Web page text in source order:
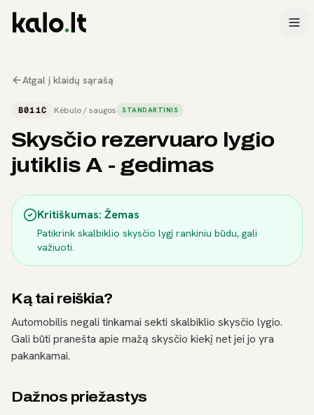
Atgal į klaidų sąrašą
B011C Kėbulo / saugos STANDARTINIS
Skysčio rezervuaro lygio
jutiklis A - gedimas
Kritiškumas: Žemas
Patikrink skalbiklio skysčio lygį rankiniu būdu, gali
važiuoti.
Ką tai reiškia?
Automobilis negali tinkamai sekti skalbiklio skysčio lygio.
Gali būti pranešta apie mažą skysčio kiekį net jei jo yra
pakankamai.
Dažnos priežastys